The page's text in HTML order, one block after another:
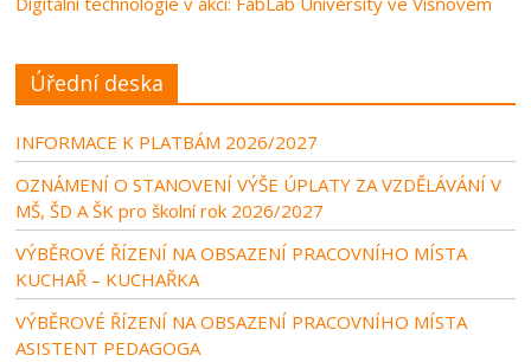
Úřední deska
INFORMACE K PLATBÁM 2026/2027
OZNÁMENÍ O STANOVENÍ VÝŠE ÚPLATY ZA VZDĚLÁVÁNÍ V
MŠ, ŠD A ŠK pro školní rok 2026/2027
VÝBĚROVÉ ŘÍZENÍ NA OBSAZENÍ PRACOVNÍHO MÍSTA
KUCHAŘ – KUCHAŘKA
VÝBĚROVÉ ŘÍZENÍ NA OBSAZENÍ PRACOVNÍHO MÍSTA
ASISTENT PEDAGOGA